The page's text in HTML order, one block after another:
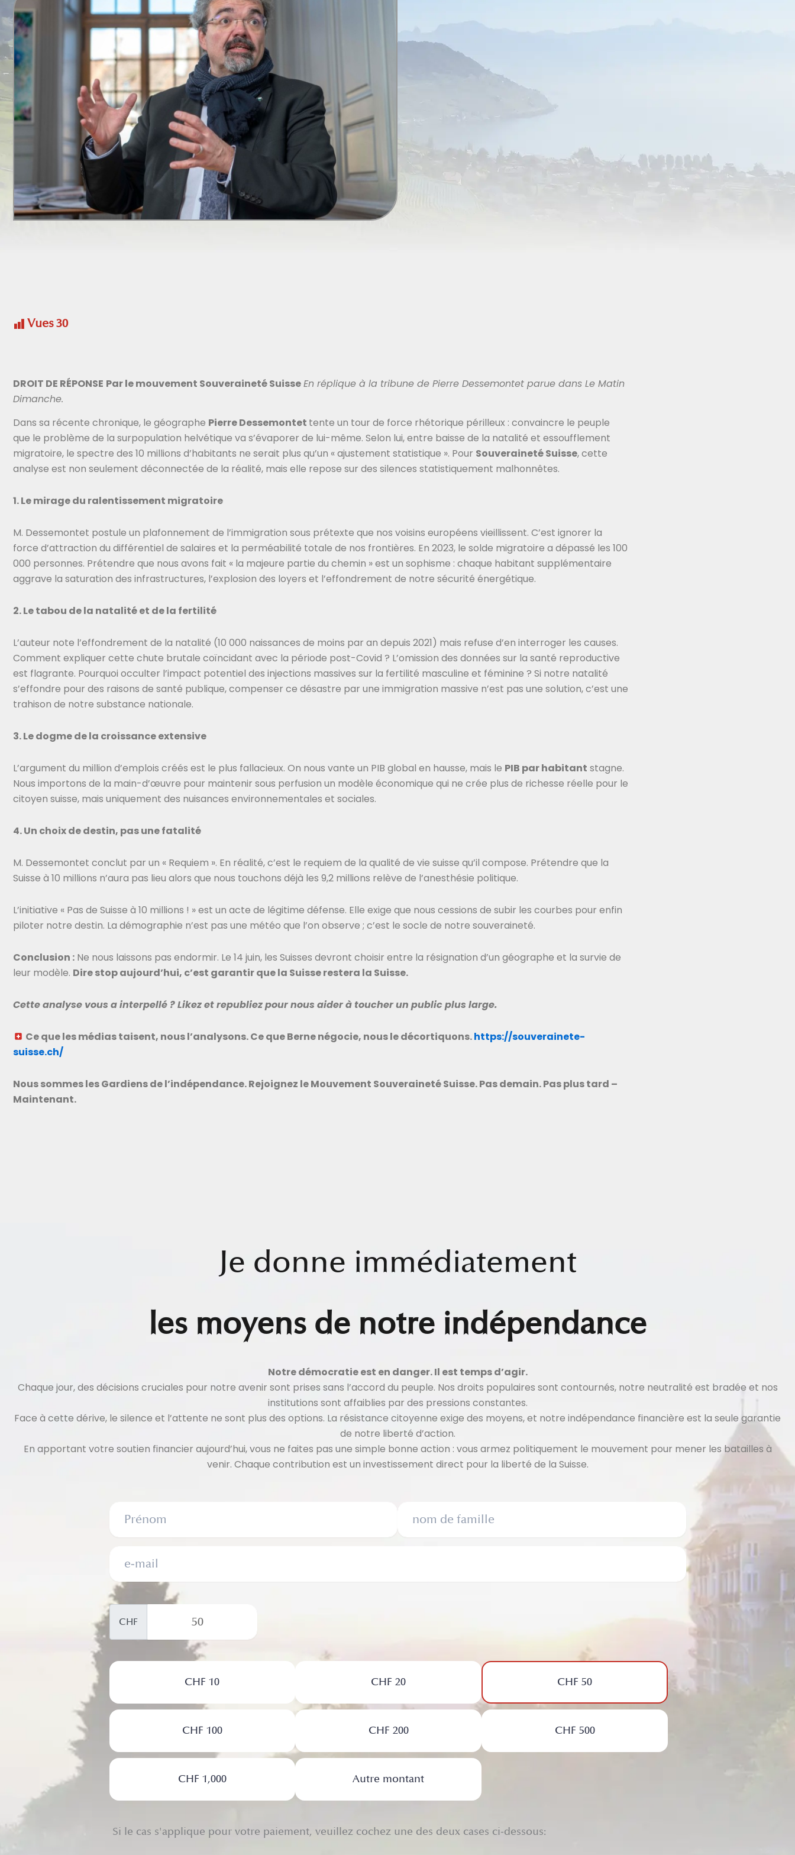
Vues30
DROIT DE RÉPONSE Par le mouvement Souveraineté SuisseEn réplique à la tribune de Pierre Dessemontet parue dans Le Matin
Dimanche.
Dans sa récente chronique, le géographe Pierre Dessemontet tente un tour de force rhétorique périlleux : convaincre le peuple
que le problème de la surpopulation helvétique va s’évaporer de lui-même. Selon lui, entre baisse de la natalité et essoufflement
migratoire, le spectre des 10 millions d’habitants ne serait plus qu’un « ajustement statistique ». Pour Souveraineté Suisse, cette
analyse est non seulement déconnectée de la réalité, mais elle repose sur des silences statistiquement malhonnêtes.
1. Le mirage du ralentissement migratoire
M. Dessemontet postule un plafonnement de l’immigration sous prétexte que nos voisins européens vieillissent. C’est ignorer la
force d’attraction du différentiel de salaires et la perméabilité totale de nos frontières. En 2023, le solde migratoire a dépassé les 100
000 personnes. Prétendre que nous avons fait « la majeure partie du chemin » est un sophisme : chaque habitant supplémentaire
aggrave la saturation des infrastructures, l’explosion des loyers et l’effondrement de notre sécurité énergétique.
2. Le tabou de la natalité et de la fertilité
L’auteur note l’effondrement de la natalité (10 000 naissances de moins par an depuis 2021) mais refuse d’en interroger les causes.
Comment expliquer cette chute brutale coïncidant avec la période post-Covid ? L’omission des données sur la santé reproductive
est flagrante. Pourquoi occulter l’impact potentiel des injections massives sur la fertilité masculine et féminine ? Si notre natalité
s’effondre pour des raisons de santé publique, compenser ce désastre par une immigration massive n’est pas une solution, c’est une
trahison de notre substance nationale.
3. Le dogme de la croissance extensive
L’argument du million d’emplois créés est le plus fallacieux. On nous vante un PIB global en hausse, mais le PIB par habitant stagne.
Nous importons de la main-d’œuvre pour maintenir sous perfusion un modèle économique qui ne crée plus de richesse réelle pour le
citoyen suisse, mais uniquement des nuisances environnementales et sociales.
4. Un choix de destin, pas une fatalité
M. Dessemontet conclut par un « Requiem ». En réalité, c’est le requiem de la qualité de vie suisse qu’il compose. Prétendre que la
Suisse à 10 millions n’aura pas lieu alors que nous touchons déjà les 9,2 millions relève de l’anesthésie politique.
L’initiative « Pas de Suisse à 10 millions ! » est un acte de légitime défense. Elle exige que nous cessions de subir les courbes pour enfin
piloter notre destin. La démographie n’est pas une météo que l’on observe ; c’est le socle de notre souveraineté.
Conclusion : Ne nous laissons pas endormir. Le 14 juin, les Suisses devront choisir entre la résignation d’un géographe et la survie de
leur modèle. Dire stop aujourd’hui, c’est garantir que la Suisse restera la Suisse.
Cette analyse vous a interpellé ? Likez et republiez pour nous aider à toucher un public plus large.
Ce que les médias taisent, nous l’analysons. Ce que Berne négocie, nous le décortiquons.https://souverainete-
suisse.ch/
Nous sommes les Gardiens de l’indépendance. Rejoignez le Mouvement Souveraineté Suisse. Pas demain. Pas plus tard –
Maintenant.
Je donne immédiatement
les moyens de notre indépendance
Notre démocratie est en danger. Il est temps d’agir.
Chaque jour, des décisions cruciales pour notre avenir sont prises sans l’accord du peuple. Nos droits populaires sont contournés, notre neutralité est bradée et nos
institutions sont affaiblies par des pressions constantes.
Face à cette dérive, le silence et l’attente ne sont plus des options. La résistance citoyenne exige des moyens, et notre indépendance financière est la seule garantie
de notre liberté d’action.
En apportant votre soutien financier aujourd’hui, vous ne faites pas une simple bonne action : vous armez politiquement le mouvement pour mener les batailles à
venir. Chaque contribution est un investissement direct pour la liberté de la Suisse.
CHF
CHF 10 CHF 20 CHF 50
CHF 100 CHF 200 CHF 500
CHF 1,000 Autre montant
Si le cas s'applique pour votre paiement, veuillez cochez une des deux cases ci-dessous: